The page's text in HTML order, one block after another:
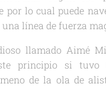
por lo cual puede
línea de fuerza
llamado Aimé
principio si tuvo
de la ola de